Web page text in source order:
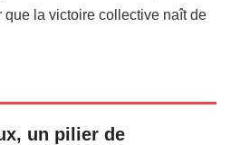
que la victoire collective naît de
un pilier de